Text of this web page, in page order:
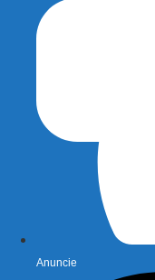
Anuncie